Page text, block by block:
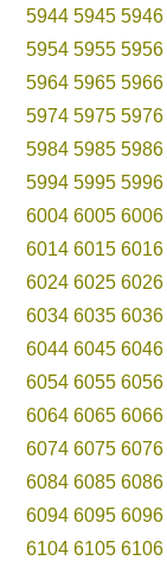
5944 5945 5946
5954 5955 5956
5964 5965 5966
5974 5975 5976
5984 5985 5986
5994 5995 5996
6004 6005 6006
6014 6015 6016
6024 6025 6026
6034 6035 6036
6044 6045 6046
6054 6055 6056
6064 6065 6066
6074 6075 6076
6084 6085 6086
6094 6095 6096
6104 6105 6106